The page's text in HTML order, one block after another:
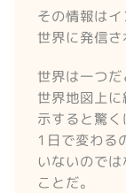
その情報は
世界に発信さ
世界は一つだ
世界地図上
示すると驚
1日で変わる
いないので
ことだ。